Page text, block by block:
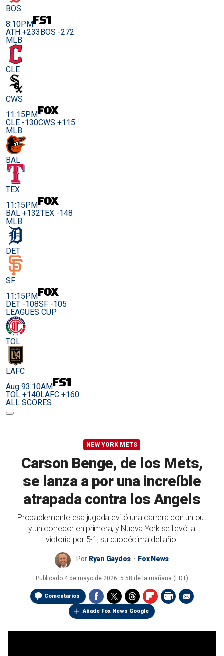
BOS
8:10PM
ATH +233BOS -272
MLB
CLE
CWS
11:15PM
CLE -130CWS +115
MLB
BAL
TEX
11:15PM
BAL +132TEX -148
MLB
DET
SF
11:15PM
DET -108SF -105
LEAGUES CUP
TOL
LAFC
Aug 93:10AM
TOL +140LAFC +160
ALL SCORES
NEW YORK METS
Carson Benge, de los Mets,
se lanza a por una increíble
atrapada contra los Angels
Probablemente esa jugada evitó una carrera con un out
y un corredor en primera, y Nueva York se llevó la
victoria por 5-1, su duodécima del año.
Por Ryan Gaydos Fox News
Publicado 4 de mayo de 2026, 5:58 de la mañana (EDT)
Comentarios
Añade Fox News Google